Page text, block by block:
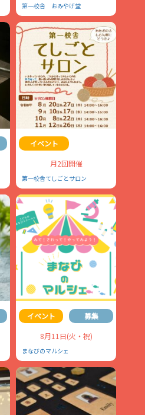
第一校舎 おみやげ堂
イベント
月2回開催
第一校舎てしごとサロン
イベント
募集
8月11日(火・祝)
まなびのマルシェ